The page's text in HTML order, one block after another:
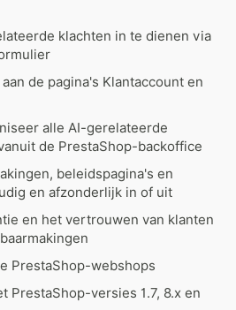
klachten in te dienen via
de pagina's Klantaccount en
alle AI-gerelateerde
de PrestaShop-backoffice
beleidspagina's en
en afzonderlijk in of uit
en het vertrouwen van klanten
PrestaShop-webshops
PrestaShop-versies 1.7, 8.x en